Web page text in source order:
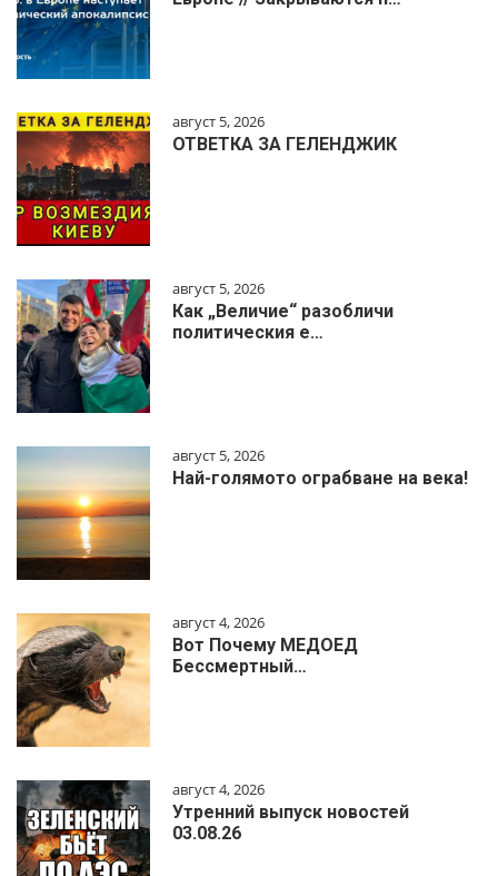
август 5, 2026
ОТВЕТКА ЗА ГЕЛЕНДЖИК
август 5, 2026
Как „Величие“ разобличи
политическия е…
август 5, 2026
Най-голямото ограбване на века!
август 4, 2026
Вот Почему МЕДОЕД
Бессмертный…
август 4, 2026
Утренний выпуск новостей
03.08.26